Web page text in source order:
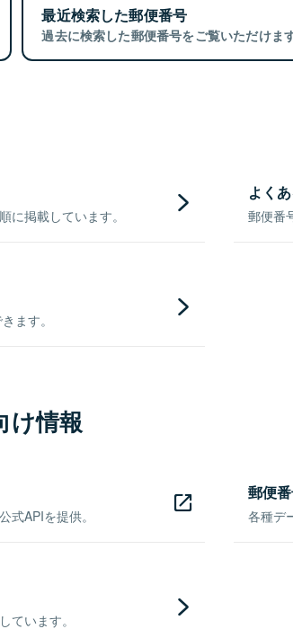
最近検索した郵便番号
過去に検索した郵便番号をご覧いただけます
に掲載しています。
よく
郵便番
ます。
け情報
式APIを提供。
郵便
各種デ
ています。